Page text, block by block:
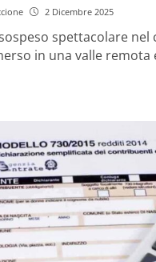
2 Dicembre 2025
spettacolare nel
in una valle remota